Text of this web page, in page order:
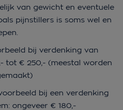
van gewicht en eventuele
pijnstillers is soms wel en
bij verdenking van
tot € 250,- (meestal worden
bij een verdenking
ongeveer € 180,-